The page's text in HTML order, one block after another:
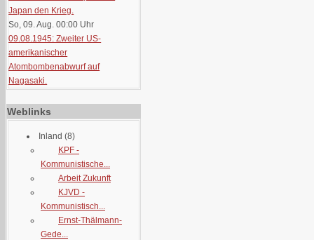
Japan den Krieg.
So, 09. Aug. 00:00 Uhr
09.08.1945: Zweiter US-
amerikanischer
Atombombenabwurf auf
Nagasaki.
Weblinks
Inland (8)
KPF -
Kommunistische...
Arbeit Zukunft
KJVD -
Kommunistisch...
Ernst-Thälmann-
Gede...